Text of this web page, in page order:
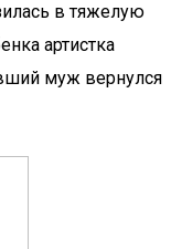
в тяжелую
артистка
муж вернулся